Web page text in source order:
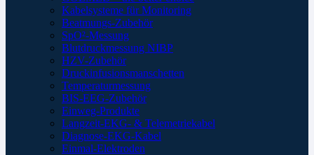
Kabelsysteme für Monitoring
Beatmungs-Zubehör
SpO²-Messung
Blutdruckmessung NIBP
HZV-Zubehör
Druckinfusionsmanschetten
Temperaturmessung
BIS-EEG-Zubehör
Einweg-Produkte
Langzeit-EKG- & Telemetriekabel
Diagnose-EKG-Kabel
Einmal-Elektroden